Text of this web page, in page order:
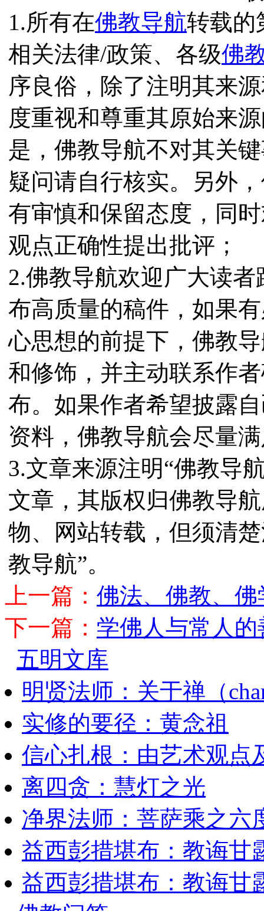
1.所有在佛教导航转载的
相关法律/政策、各级佛
序良俗，除了注明其来
度重视和尊重其原始来
是，佛教导航不对其关
疑问请自行核实。另外
有审慎和保留态度，同
观点正确性提出批评；
2.佛教导航欢迎广大读
布高质量的稿件，如果
心思想的前提下，佛教
和修饰，并主动联系作
布。如果作者希望披露
资料，佛教导航会尽量
3.文章来源注明“佛教导
文章，其版权归佛教导
物、网站转载，但须清
教导航”。
上一篇： 佛法、佛教、
下一篇： 学佛人与常人
五明文库
明贤法师：关于禅（
实修的要径：黄念祖
信心扎根：由艺术观点
离四贪：慧灯之光
净界法师：菩萨乘之
益西彭措堪布：教诲甘
益西彭措堪布：教诲甘